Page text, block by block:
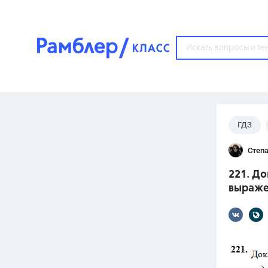
Популярные темы
ГДЗ
ОГЭ
ФИПИ
ГДЗ
221.